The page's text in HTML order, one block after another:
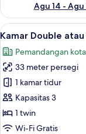
Agu 14 - Agu
Lihat
semua
foto
untuk
Kamar
Double
atau
Twin
10
Kamar Double
Pemandangan kota
33 meter persegi
1 kamar tidur
Kapasitas 3
1 twin
Wi-Fi Gratis